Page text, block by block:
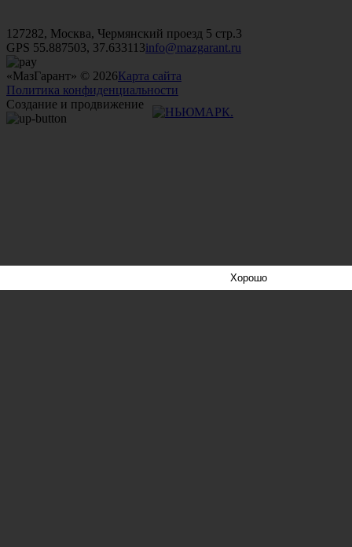
127282, Москва, Чермянский проезд 5 стр.3
GPS 55.887503, 37.633113info@mazgarant.ru
«МазГарант» © 2026Карта сайта
Политика конфиденциальности
Создание и продвижение
Хорошо